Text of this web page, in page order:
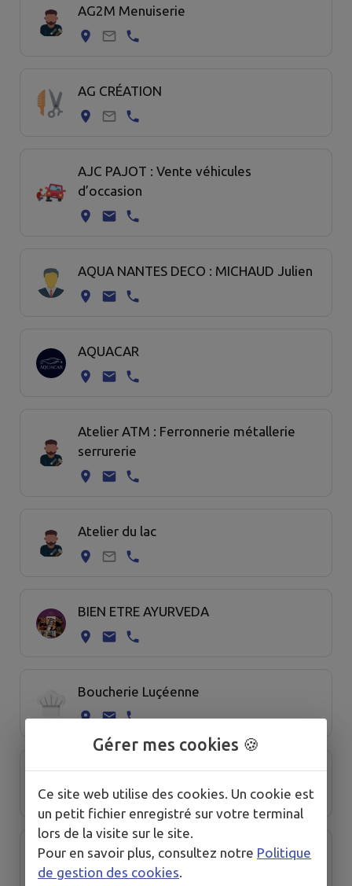
AG2M Menuiserie
AG CRÉATION
AJC PAJOT : Vente véhicules
d’occasion
AQUA NANTES DECO : MICHAUD Julien
AQUACAR
Atelier ATM : Ferronnerie métallerie
serrurerie
Atelier du lac
BIEN ETRE AYURVEDA
Boucherie Luçéenne
BOULANGERIE LES PETITS BONHEURS
CAS PAR K SERVICES : DUGAST Karine
Gérer mes cookies 🍪
Ce site web utilise des cookies. Un cookie est
un petit fichier enregistré sur votre terminal
lors de la visite sur le site.
Pour en savoir plus, consultez notre Politique
de gestion des cookies.